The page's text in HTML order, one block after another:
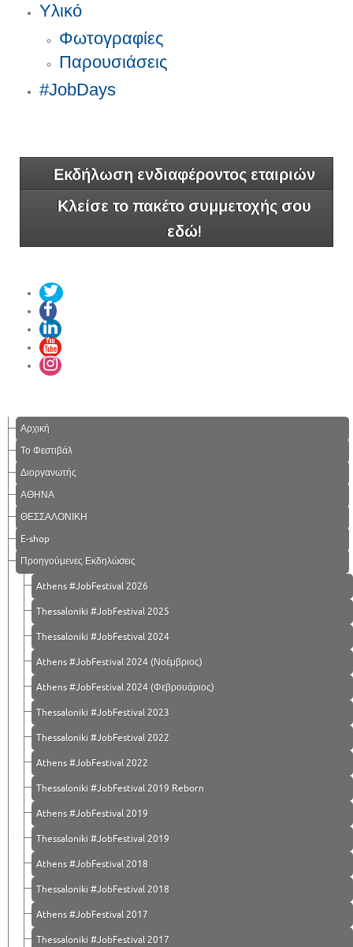
Υλικό
Φωτογραφίες
Παρουσιάσεις
#JobDays
Εκδήλωση ενδιαφέροντος εταιριών
Κλείσε το πακέτο συμμετοχής σου
εδώ!
Αρχική
Το Φεστιβάλ
Διοργανωτής
ΑΘΗΝΑ
ΘΕΣΣΑΛΟΝΙΚΗ
E-shop
Προηγούμενες Εκδηλώσεις
Athens #JobFestival 2026
Thessaloniki #JobFestival 2025
Thessaloniki #JobFestival 2024
Athens #JobFestival 2024 (Νοέμβριος)
Athens #JobFestival 2024 (Φεβρουάριος)
Thessaloniki #JobFestival 2023
Thessaloniki #JobFestival 2022
Athens #JobFestival 2022
Thessaloniki #JobFestival 2019 Reborn
Athens #JobFestival 2019
Thessaloniki #JobFestival 2019
Athens #JobFestival 2018
Thessaloniki #JobFestival 2018
Athens #JobFestival 2017
Τhessaloniki #JobFestival 2017